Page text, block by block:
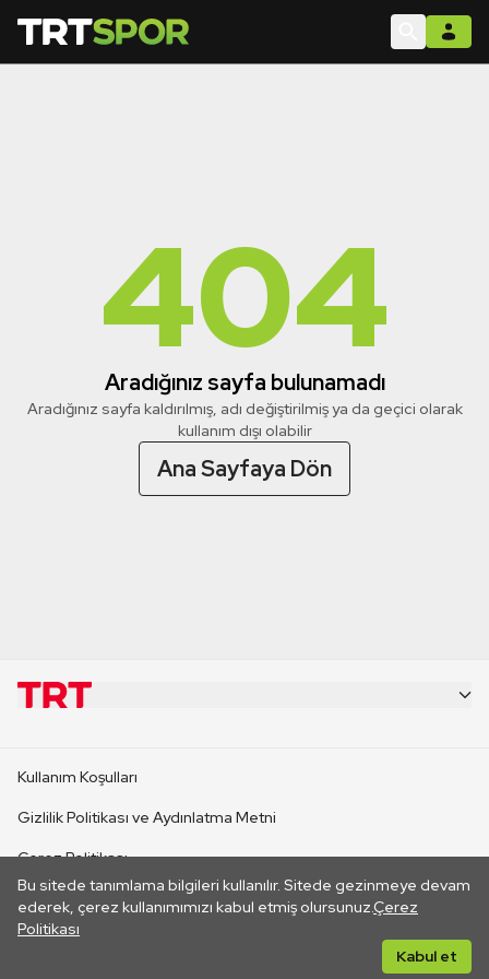
404
Aradığınız sayfa bulunamadı
Aradığınız sayfa kaldırılmış, adı değiştirilmiş ya da geçici olarak
kullanım dışı olabilir
Ana Sayfaya Dön
Bu sitede tanımlama bilgileri kullanılır. Sitede gezinmeye devam
ederek, çerez kullanımımızı kabul etmiş olursunuz.Çerez
Politikası
Kabul et
CANLI YAYINLAR
Kullanım Koşulları
Gizlilik Politikası ve Aydınlatma Metni
Çerez Politikası
İletişim
Her hakkı saklıdır. ©2026 TRT. Bağlantı yoluyla gidilen dış